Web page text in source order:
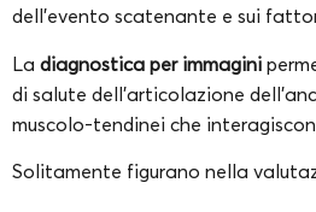
dell’evento scatenante e sui
La diagnostica per immagini
di salute dell’articolazione
muscolo-tendinei che
Solitamente figurano nella